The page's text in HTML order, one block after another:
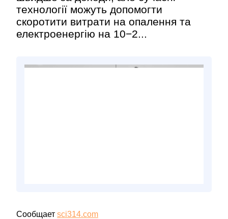
технології можуть допомогти
скоротити витрати на опалення та
електроенергію на 10−2...
Сообщает sci314.com